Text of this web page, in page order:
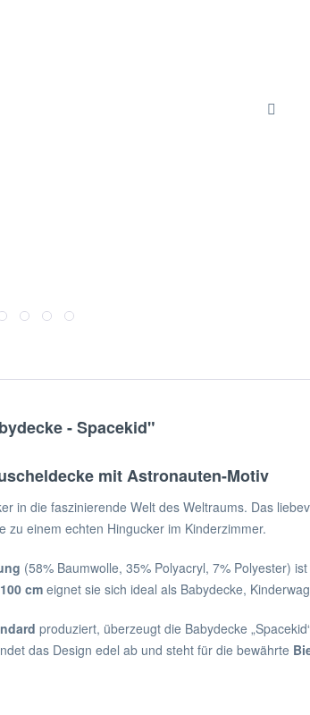
- Spacekid"
mit Astronauten-Motiv
in die faszinierende Welt des Weltraums. Das
zu einem echten Hingucker im Kinderzimmer.
(58% Baumwolle, 35% Polyacryl, 7% Polyester)
cmeignet sie sich ideal als Babydecke,
produziert, überzeugt die Babydecke
das Design edel ab und steht für die bewährte